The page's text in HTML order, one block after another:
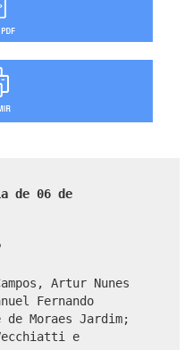
de 06 de
Artur Nunes
Fernando
de Moraes Jardim;
e